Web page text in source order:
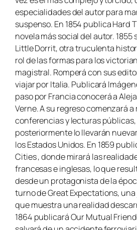
especialidades del autor para
suspenso. En 1854 publicaHard
novela más social del autor. 1855
Little Dorrit, otra truculenta
rol de las formas para los
magistral. Romperá con sus
viajar por Italia. Publicará
paso por Francia conocerá a
Verne. A su regreso comenzará
conferencias y lecturas
posteriormente lo llevarán
los Estados Unidos. En 1859
Cities, donde mirará las
francesas e inglesas, lo que
desde un protagonista de la
turno deGreat Expectations,
que muestra una realidad
1864 publicaráOur Mutual Friend